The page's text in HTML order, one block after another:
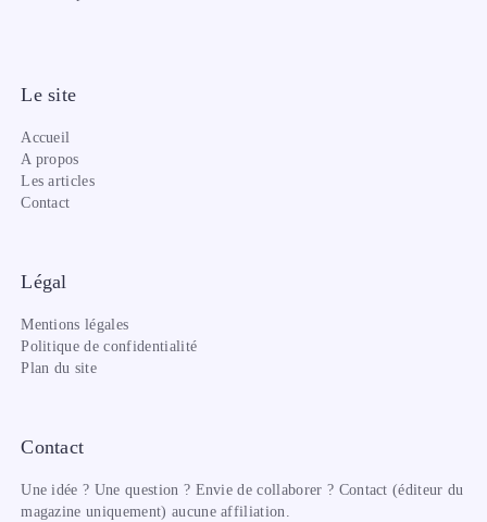
Le site
Accueil
A propos
Les articles
Contact
Légal
Mentions légales
Politique de confidentialité
Plan du site
Contact
Une idée ? Une question ? Envie de collaborer ? Contact (éditeur du
magazine uniquement) aucune affiliation.